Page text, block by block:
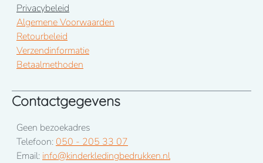
Privacybeleid
Algemene Voorwaarden
Retourbeleid
Verzendinformatie
Betaalmethoden
Contactgegevens
Geen bezoekadres
Telefoon: 050 - 205 33 07
Email: info@kinderkledingbedrukken.nl